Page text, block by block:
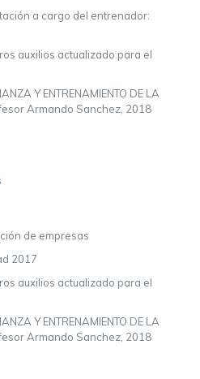
a cargo del entrenador:
auxilios actualizado para el
Y ENTRENAMIENTO DE LA
Armando Sanchez, 2018
de empresas
2017
auxilios actualizado para el
Y ENTRENAMIENTO DE LA
Armando Sanchez, 2018